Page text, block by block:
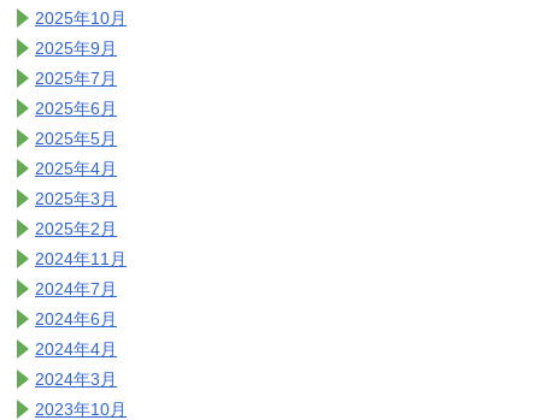
2025年10月
2025年9月
2025年7月
2025年6月
2025年5月
2025年4月
2025年3月
2025年2月
2024年11月
2024年7月
2024年6月
2024年4月
2024年3月
2023年10月